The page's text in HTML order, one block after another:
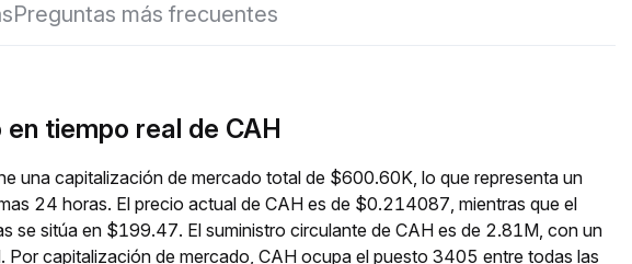
Preguntas más frecuentes
tiempo real de CAH
una capitalización de mercado total de $600.60K, lo que representa un
24 horas. El precio actual de CAH es de $0.214087, mientras que el
se sitúa en $199.47. El suministro circulante de CAH es de 2.81M, con un
Por capitalización de mercado, CAH ocupa el puesto 3405 entre todas las